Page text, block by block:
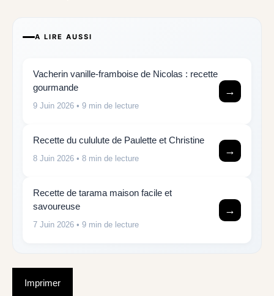
A LIRE AUSSI
Vacherin vanille-framboise de Nicolas : recette
gourmande
9 Juin 2026 • 9 min de lecture
→
Recette du cululute de Paulette et Christine
8 Juin 2026 • 8 min de lecture
→
Recette de tarama maison facile et
savoureuse
7 Juin 2026 • 9 min de lecture
→
Imprimer